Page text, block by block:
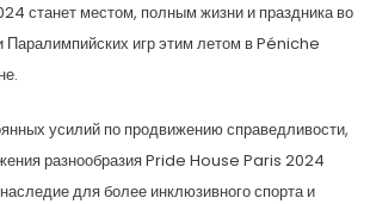
станет местом, полным жизни и праздника во
игр этим летом в Péniche
усилий по продвижению справедливости,
разнообразия Pride House Paris 2024
для более инклюзивного спорта и